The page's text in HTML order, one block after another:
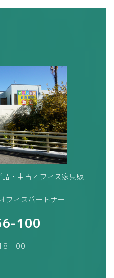
・中古オフィス家具販
フィスパートナー
100
：00